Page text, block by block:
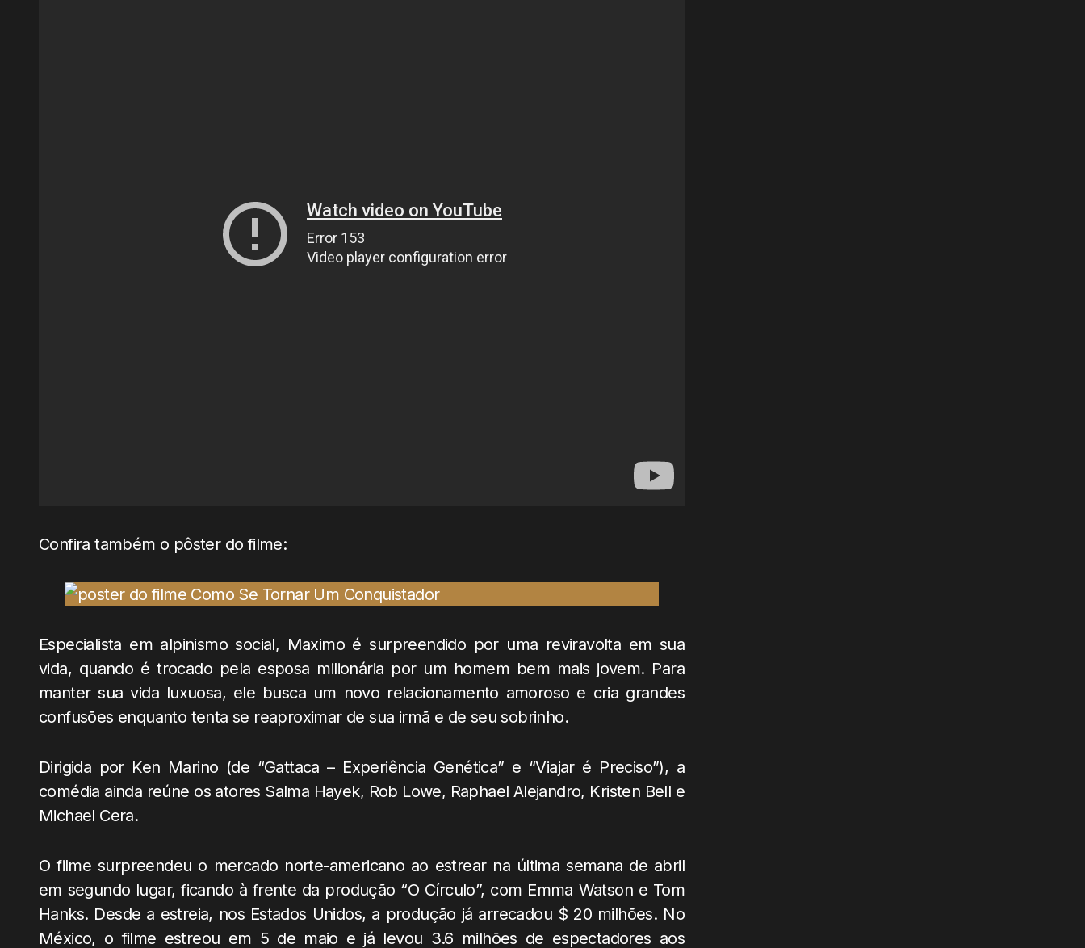
Confira também o pôster do filme:
Especialista em alpinismo social, Maximo é surpreendido por uma reviravolta em sua
vida, quando é trocado pela esposa milionária por um homem bem mais jovem. Para
manter sua vida luxuosa, ele busca um novo relacionamento amoroso e cria grandes
confusões enquanto tenta se reaproximar de sua irmã e de seu sobrinho.
Dirigida por Ken Marino (de “Gattaca – Experiência Genética” e “Viajar é Preciso”), a
comédia ainda reúne os atores Salma Hayek, Rob Lowe, Raphael Alejandro, Kristen Bell e
Michael Cera.
O filme surpreendeu o mercado norte-americano ao estrear na última semana de abril
em segundo lugar, ficando à frente da produção “O Círculo”, com Emma Watson e Tom
Hanks. Desde a estreia, nos Estados Unidos, a produção já arrecadou $ 20 milhões. No
México, o filme estreou em 5 de maio e já levou 3.6 milhões de espectadores aos